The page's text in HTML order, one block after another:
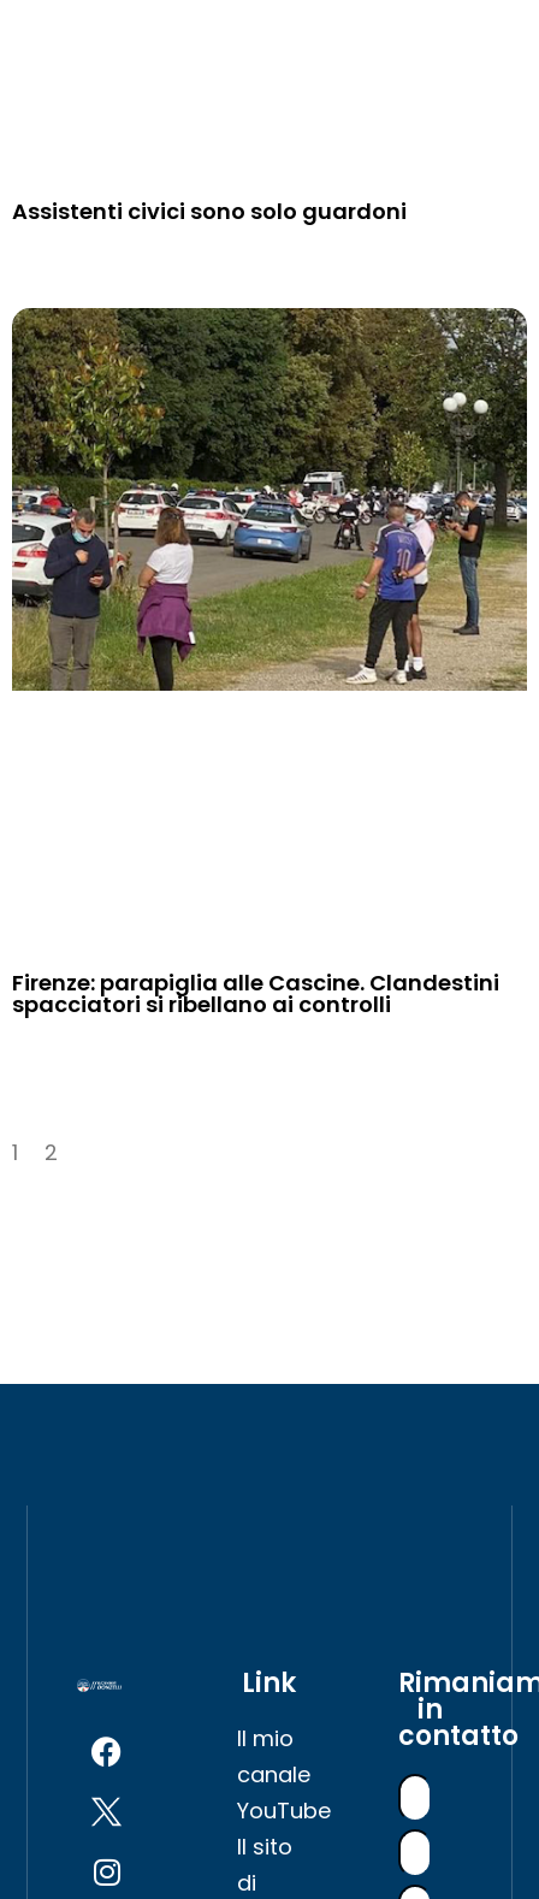
Assistenti civici sono solo guardoni
Firenze: parapiglia alle Cascine. Clandestini
spacciatori si ribellano ai controlli
1 2
Link
Il mio
canale
YouTube
Il sito
di
in
contatto